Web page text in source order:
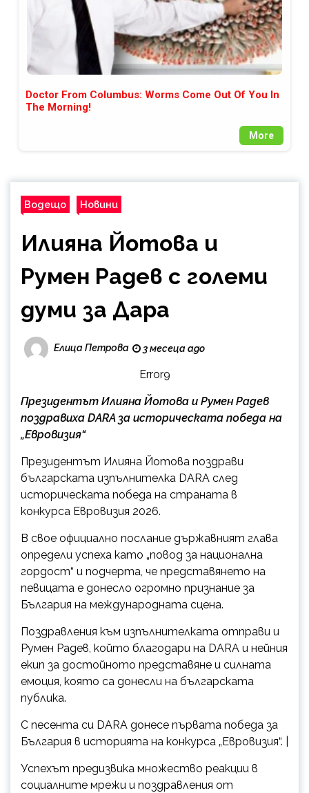
Doctor From Columbus: Worms Come Out Of You In
The Morning!
More
Водещо Новини
Илияна Йотова и
Румен Радев с големи
думи за Дара
Елица Петрова 3 месеца ago
Error9
Президентът Илияна Йотова и Румен Радев
поздравиха DARA за историческата победа на
„Евровизия“
Президентът Илияна Йотова поздрави
българската изпълнителка DARA след
историческата победа на страната в
конкурса Евровизия 2026.
В свое официално послание държавният глава
определи успеха като „повод за национална
гордост“ и подчерта, че представянето на
певицата е донесло огромно признание за
България на международната сцена.
Поздравления към изпълнителката отправи и
Румен Радев, който благодари на DARA и нейния
екип за достойното представяне и силната
емоция, която са донесли на българската
публика.
С песента си DARA донесе първата победа за
България в историята на конкурса „Евровизия“. |
Успехът предизвика множество реакции в
социалните мрежи и поздравления от